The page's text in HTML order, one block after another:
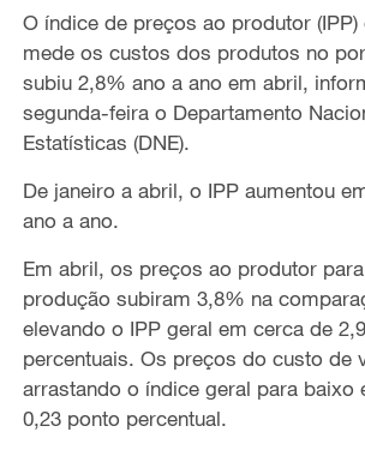
O índice de preços ao produtor (IPP)
mede os custos dos produtos no
subiu 2,8% ano a ano em abril,
segunda-feira o Departamento
Estatísticas (DNE).
De janeiro a abril, o IPP aumentou
ano a ano.
Em abril, os preços ao produtor
produção subiram 3,8% na
elevando o IPP geral em cerca de
percentuais. Os preços do custo de
arrastando o índice geral para baixo
0,23 ponto percentual.